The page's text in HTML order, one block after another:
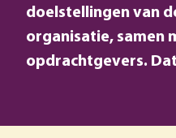
doelstellingen van
organisatie, samen
opdrachtgevers.